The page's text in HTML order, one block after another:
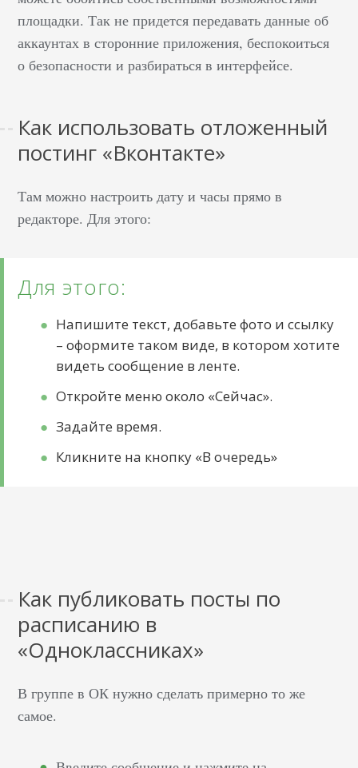
площадки. Так не придется передавать данные об
аккаунтах в сторонние приложения, беспокоиться
о безопасности и разбираться в интерфейсе.
Как использовать отложенный
постинг «Вконтакте»
Там можно настроить дату и часы прямо в
редакторе. Для этого:
Для этого:
Напишите текст, добавьте фото и ссылку
– оформите таком виде, в котором хотите
видеть сообщение в ленте.
Откройте меню около «Сейчас».
Задайте время.
Кликните на кнопку «В очередь»
Как публиковать посты по
расписанию в
«Одноклассниках»
В группе в ОК нужно сделать примерно то же
самое.